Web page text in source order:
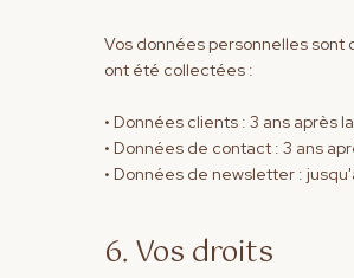
Vos données personnelles
ont été collectées :
• Données clients : 3 ans après
• Données de contact : 3 ans
• Données de newsletter :
6. Vos droits